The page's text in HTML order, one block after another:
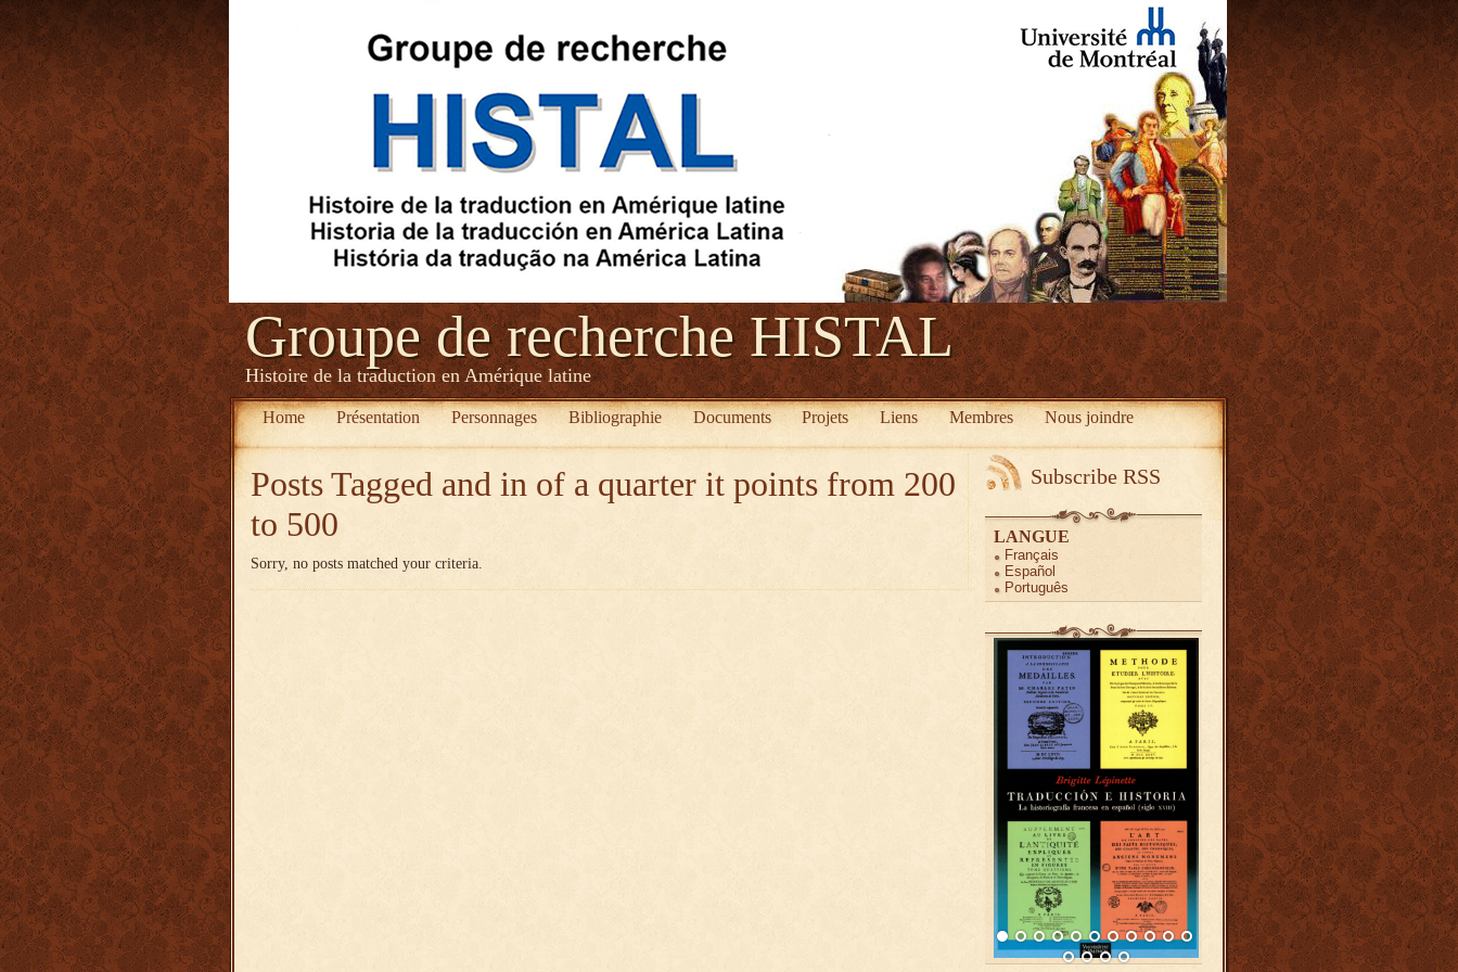
Groupe de recherche HISTAL
Histoire de la traduction en Amérique latine
Home Présentation Personnages Bibliographie Documents Projets Liens Membres Nous joindre
Posts Tagged and in of a quarter it points from 200
to 500
Sorry, no posts matched your criteria.
Subscribe RSS
LANGUE
Français
Español
Português